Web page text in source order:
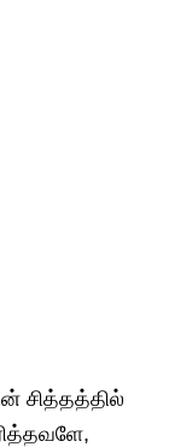
சித்தத்தில்